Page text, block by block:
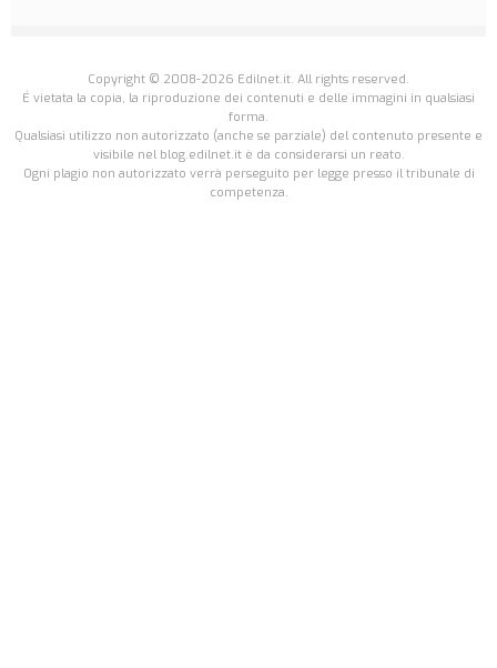
Copyright © 2008-2026 Edilnet.it. All rights reserved.
É vietata la copia, la riproduzione dei contenuti e delle immagini in qualsiasi
forma.
Qualsiasi utilizzo non autorizzato (anche se parziale) del contenuto presente e
visibile nel blog.edilnet.it è da considerarsi un reato.
Ogni plagio non autorizzato verrà perseguito per legge presso il tribunale di
competenza.